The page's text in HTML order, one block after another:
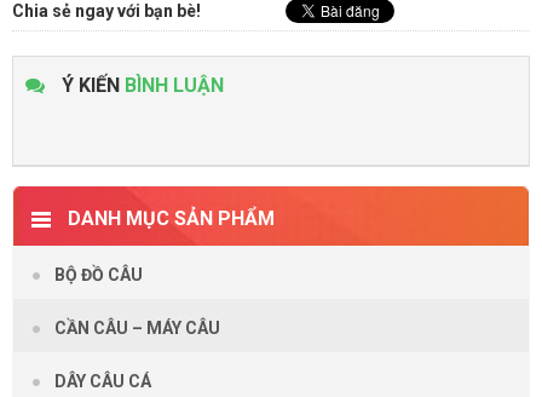
Chia sẻ ngay với bạn bè!
Ý KIẾN BÌNH LUẬN
DANH MỤC SẢN PHẨM
BỘ ĐỒ CÂU
CẦN CÂU – MÁY CÂU
DÂY CÂU CÁ